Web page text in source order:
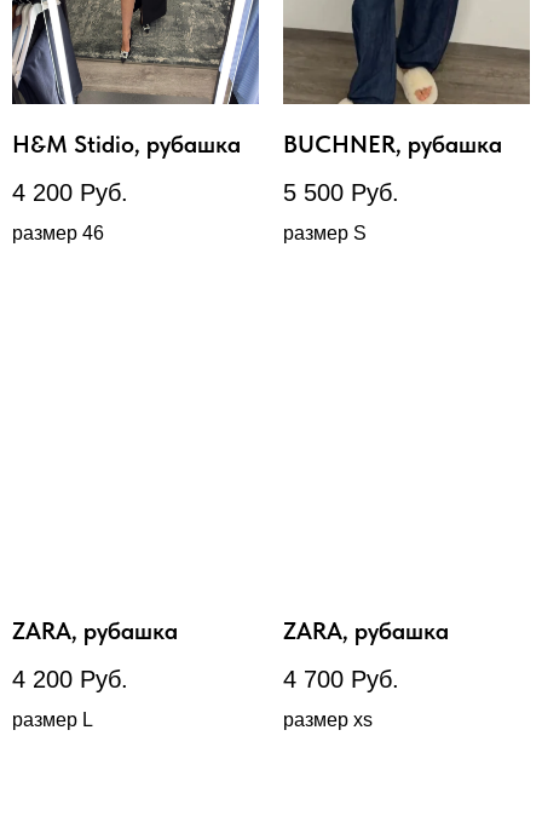
H&M Stidio, рубашка
4 200 Руб.
размер 46
BUCHNER, рубашка
5 500 Руб.
размер S
ZARA, рубашка
4 200 Руб.
размер L
ZARA, рубашка
4 700 Руб.
размер xs